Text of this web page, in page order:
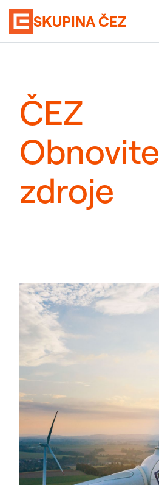
SKUPINA ČEZ
ČEZ
zdroje